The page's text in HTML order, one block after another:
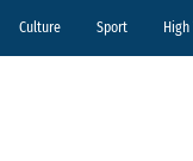
Culture Sport High